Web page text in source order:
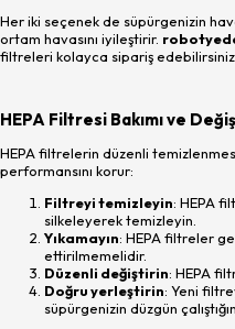
Her iki seçenek de süpürgenizin
ortam havasını iyileştirir.
filtreleri kolayca sipariş
HEPA Filtresi Bakımı ve
HEPA filtrelerin düzenli
performansını korur:
Filtreyi temizleyin: HEPA
silkeleyerek temizleyin.
Yıkamayın: HEPA filtreler
ettirilmemelidir.
Düzenli değiştirin: HEPA
Doğru yerleştirin: Yeni
süpürgenizin düzgün